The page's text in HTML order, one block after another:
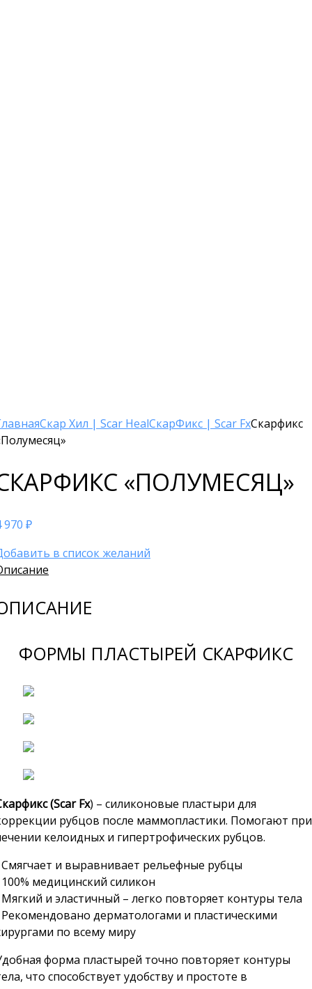
Скар Хил | Scar HealСкарФикс | Scar FxСкарфикс
«ПОЛУМЕСЯЦ»
970 ₽
в список желаний
ФОРМЫ ПЛАСТЫРЕЙ СКАРФИКС
(Scar Fx) – силиконовые пластыри для
рубцов после маммопластики. Помогают при
келоидных и гипертрофических рубцов.
Смягчает и выравнивает рельефные рубцы
100% медицинский силикон
Мягкий и эластичный – легко повторяет контуры тела
Рекомендовано дерматологами и пластическими
по всему миру
форма пластырей точно повторяет контуры
что способствует удобству и простоте в